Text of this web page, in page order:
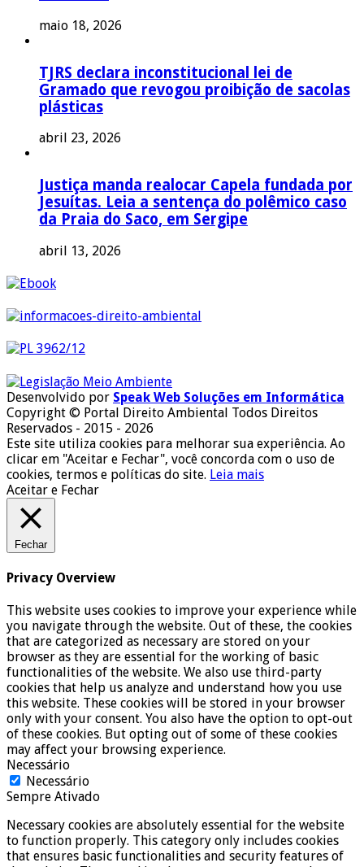
maio 18, 2026
TJRS declara inconstitucional lei de
Gramado que revogou proibição de sacolas
plásticas
abril 23, 2026
Justiça manda realocar Capela fundada por
Jesuítas. Leia a sentença do polêmico caso
da Praia do Saco, em Sergipe
abril 13, 2026
Desenvolvido por Speak Web Soluções em Informática
Copyright © Portal Direito Ambiental Todos Direitos
Reservados - 2015 - 2026
Este site utiliza cookies para melhorar sua experiência. Ao
clicar em "Aceitar e Fechar", você concorda com o uso de
cookies, termos e políticas do site. Leia mais
Aceitar e Fechar
Fechar
Privacy Overview
This website uses cookies to improve your experience while
you navigate through the website. Out of these, the cookies
that are categorized as necessary are stored on your
browser as they are essential for the working of basic
functionalities of the website. We also use third-party
cookies that help us analyze and understand how you use
this website. These cookies will be stored in your browser
only with your consent. You also have the option to opt-out
of these cookies. But opting out of some of these cookies
may affect your browsing experience.
Necessário
Necessário
Sempre Ativado
Necessary cookies are absolutely essential for the website
to function properly. This category only includes cookies
that ensures basic functionalities and security features of